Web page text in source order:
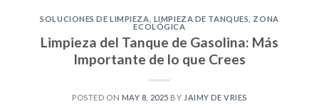
SOLUCIONES DE LIMPIEZA LIMPIEZA DE TANQUES
ZONA
ECOLÓGICA
Limpieza del Tanque de Gasolina: Más
Importante de lo que Crees
POSTED ON MAY 8, 2025 BY JAIMY DE VRIES